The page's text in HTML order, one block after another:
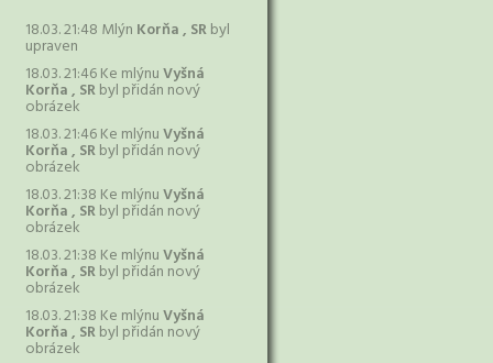
18.03. 21:48 Mlýn Korňa , SRbyl
upraven
18.03. 21:46 Ke mlýnuVyšná
Korňa , SRbyl přidán nový
obrázek
18.03. 21:46 Ke mlýnuVyšná
Korňa , SRbyl přidán nový
obrázek
18.03. 21:38 Ke mlýnuVyšná
Korňa , SRbyl přidán nový
obrázek
18.03. 21:38 Ke mlýnuVyšná
Korňa , SRbyl přidán nový
obrázek
18.03. 21:38 Ke mlýnuVyšná
Korňa , SRbyl přidán nový
obrázek